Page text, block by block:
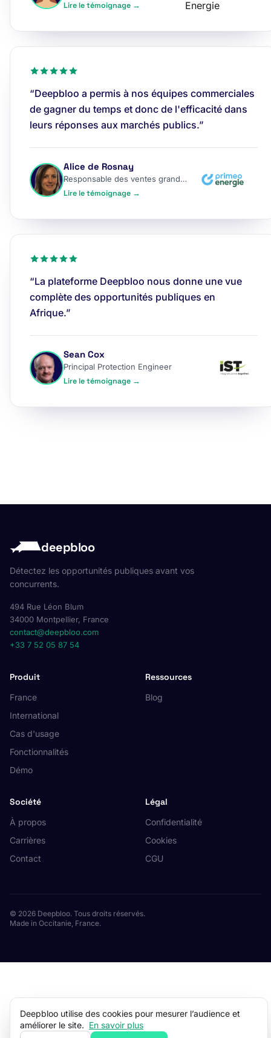
Lire le témoignage →
“Deepbloo a permis à nos équipes commerciales
de gagner du temps et donc de l'efficacité dans
leurs réponses aux marchés publics.”
Alice de Rosnay
Responsable des ventes grands comptes
Lire le témoignage →
“La plateforme Deepbloo nous donne une vue
complète des opportunités publiques en
Afrique.”
Sean Cox
Principal Protection Engineer
Lire le témoignage →
deepbloo
Détectez les opportunités publiques avant vos
concurrents.
494 Rue Léon Blum
34000 Montpellier, France
contact@deepbloo.com
+33 7 52 05 87 54
Produit
France
International
Cas d'usage
Fonctionnalités
Démo
Ressources
Blog
Société
À propos
Carrières
Contact
Légal
Confidentialité
Cookies
CGU
© 2026 Deepbloo. Tous droits réservés.
Made in Occitanie, France.
Deepbloo utilise des cookies pour mesurer l’audience et
améliorer le site. En savoir plus